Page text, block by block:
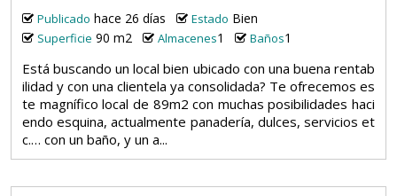
Publicado hace 26 días Estado Bien
Superficie 90 m2 Almacenes1 Baños1
Está buscando un local bien ubicado con una buena rentab
ilidad y con una clientela ya consolidada? Te ofrecemos es
te magnífico local de 89m2 con muchas posibilidades haci
endo esquina, actualmente panadería, dulces, servicios et
c.… con un baño, y un a...